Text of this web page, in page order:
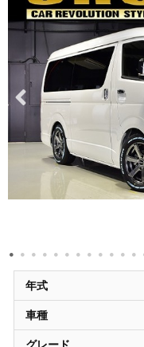
年式
車種
グレード